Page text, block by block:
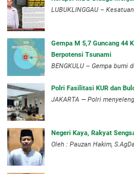
‎LUBUKLINGGAU –
Gempa M 5,7 Guncang 44
Berpotensi Tsunami
BENGKULU – Gempa bumi
Polri Fasilitasi KUR dan
JAKARTA — Polri
Negeri Kaya, Rakyat
Oleh : Pauzan Hakim,